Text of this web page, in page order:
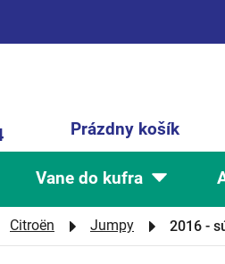
Nákupný
košík
Prázdny košík
Vane do kufra
Citroën Jumpy 2016 -